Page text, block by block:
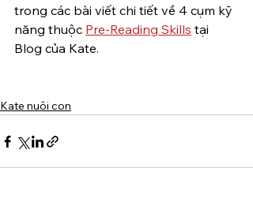
trong các bài viết chi tiết về 4 cụm kỹ
năng thuộc Pre-Reading Skills tại
Blog của Kate.
Kate nuôi con